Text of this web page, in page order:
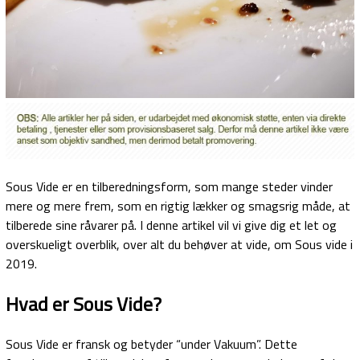
Sous Vide er en tilberedningsform, som mange steder vinder
mere og mere frem, som en rigtig lækker og smagsrig måde, at
tilberede sine råvarer på. I denne artikel vil vi give dig et let og
overskueligt overblik, over alt du behøver at vide, om Sous vide i
2019.
Hvad er Sous Vide?
Sous Vide er fransk og betyder “under Vakuum”. Dette